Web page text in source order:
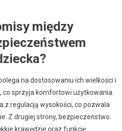
między
na dostosowaniu ich wielkości i
sprzyja komfortowi użytkowania.
z regulacją wysokości, co pozwala
Z drugiej strony, bezpieczeństwo
krawędzie oraz funkcję